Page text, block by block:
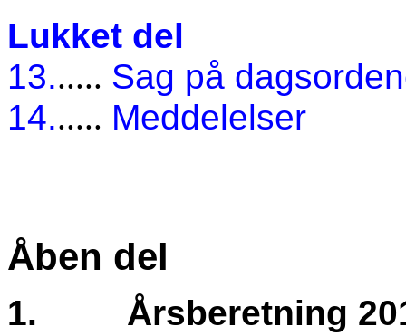
Lukket del
13...... Sag på
14...... Meddelelser
Åben del
1.
Årsberetning